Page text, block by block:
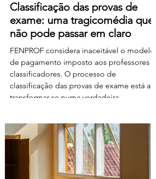
Classificação das provas de
exame: uma tragicomédia que
não pode passar em claro
FENPROF considera inaceitável o modelo
de pagamento imposto aos professores
classificadores. O processo de
classificação das provas de exame está a
transformar-se numa verdadeira
desorganização que marcaram este
processo, o Governo e o Ministério da
Educação, Ciência e Inovação parecem
querer acrescentar uma nova dimensão